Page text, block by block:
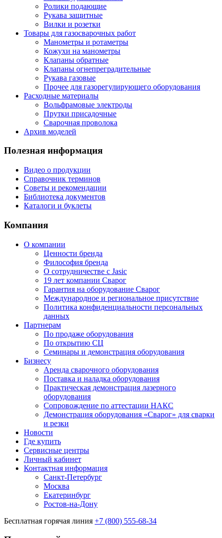
Ролики подающие
Рукава защитные
Вилки и розетки
Товары для газосварочных работ
Манометры и ротаметры
Кожухи на манометры
Клапаны обратные
Клапаны огнепреградительные
Рукава газовые
Прочее для газорегулирующего оборудования
Расходные материалы
Вольфрамовые электроды
Прутки присадочные
Сварочная проволока
Архив моделей
Полезная информация
Видео о продукции
Справочник терминов
Советы и рекомендации
Библиотека документов
Каталоги и буклеты
Компания
О компании
Ценности бренда
Философия бренда
О сотрудничестве с Jasic
19 лет компании Сварог
Гарантия на оборудование Сварог
Международное и региональное присутствие
Политика конфиденциальности персональных
данных
Партнерам
По продаже оборудования
По открытию СЦ
Семинары и демонстрация оборудования
Бизнесу
Аренда сварочного оборудования
Поставка и наладка оборудования
Практическая демонстрация лазерного
оборудования
Сопровождение по аттестации НАКС
Демонстрация оборудования «Сварог» для сварки
и резки
Новости
Где купить
Сервисные центры
Личный кабинет
Контактная информация
Санкт-Петербург
Москва
Екатеринбург
Ростов-на-Дону
Бесплатная горячая линия +7 (800) 555-68-34